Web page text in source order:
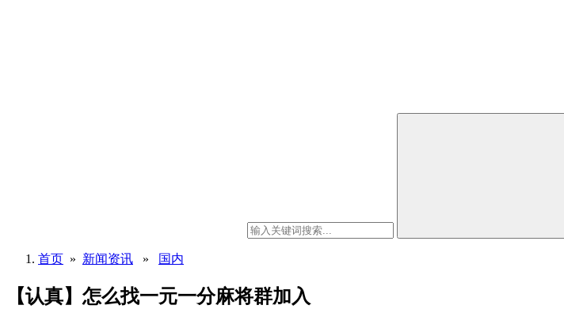
首页 » 新闻资讯 » 国内
【认真】怎么找一元一分麻将群加入